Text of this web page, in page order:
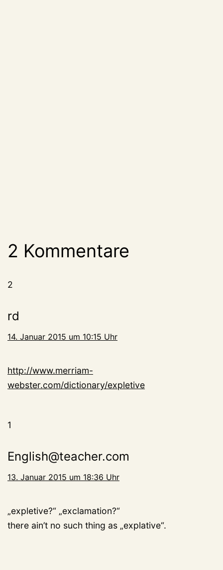
2 Kommentare
2
rd
14. Januar 2015 um 10:15 Uhr
http://www.merriam-
webster.com/dictionary/expletive
1
English@teacher.com
13. Januar 2015 um 18:36 Uhr
„expletive?“ „exclamation?“
there ain’t no such thing as „explative“.